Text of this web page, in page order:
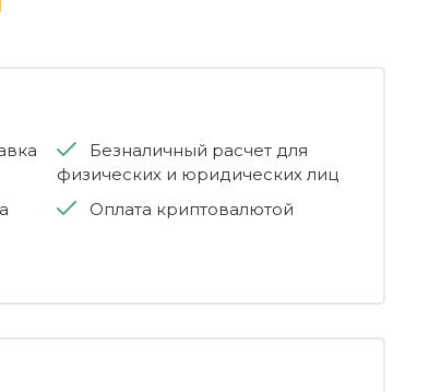
Безналичный расчет для
физических и юридических лиц
Оплата криптовалютой